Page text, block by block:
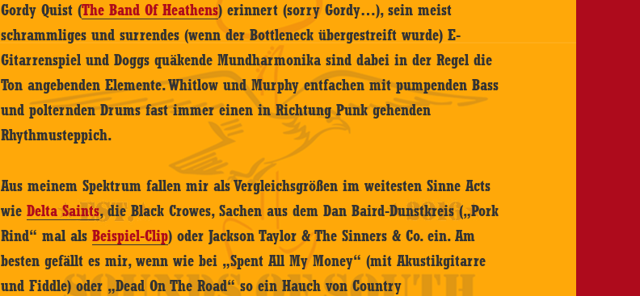
Gordy Quist (The Band Of Heathens) erinnert (sorry Gordy…), sein meist
schrammliges und surrendes (wenn der Bottleneck übergestreift wurde) E-
Gitarrenspiel und Doggs quäkende Mundharmonika sind dabei in der Regel die
Ton angebenden Elemente. Whitlow und Murphy entfachen mit pumpenden Bass
und polternden Drums fast immer einen in Richtung Punk gehenden
Rhythmusteppich.
Aus meinem Spektrum fallen mir als Vergleichsgrößen im weitesten Sinne Acts
wieDelta Saints, die Black Crowes, Sachen aus dem Dan Baird-Dunstkreis („Pork
Rind“ mal alsBeispiel-Clip) oder Jackson Taylor & The Sinners & Co. ein. Am
besten gefällt es mir, wenn wie bei „Spent All My Money“ (mit Akustikgitarre
und Fiddle) oder „Dead On The Road“ so ein Hauch von Country